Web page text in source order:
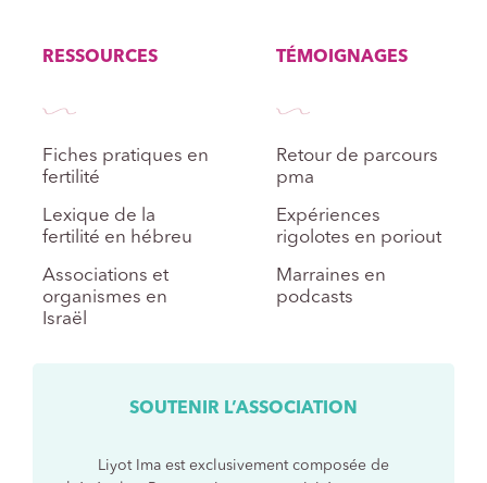
RESSOURCES
Fiches pratiques en
fertilité
Lexique de la
fertilité en hébreu
Associations et
organismes en
Israël
TÉMOIGNAGES
Retour de parcours
pma
Expériences
rigolotes en poriout
Marraines en
podcasts
SOUTENIR L’ASSOCIATION
Liyot Ima est exclusivement composée de